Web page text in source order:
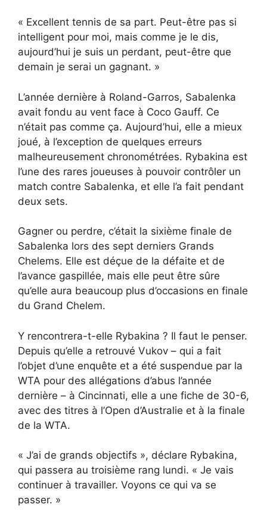
« Excellent tennis de sa part. Peut-être pas si
intelligent pour moi, mais comme je le dis,
aujourd’hui je suis un perdant, peut-être que
demain je serai un gagnant. »
L’année dernière à Roland-Garros, Sabalenka
avait fondu au vent face à Coco Gauff. Ce
n’était pas comme ça. Aujourd’hui, elle a mieux
joué, à l’exception de quelques erreurs
malheureusement chronométrées. Rybakina est
l’une des rares joueuses à pouvoir contrôler un
match contre Sabalenka, et elle l’a fait pendant
deux sets.
Gagner ou perdre, c’était la sixième finale de
Sabalenka lors des sept derniers Grands
Chelems. Elle est déçue de la défaite et de
l’avance gaspillée, mais elle peut être sûre
qu’elle aura beaucoup plus d’occasions en finale
du Grand Chelem.
Y rencontrera-t-elle Rybakina ? Il faut le penser.
Depuis qu’elle a retrouvé Vukov – qui a fait
l’objet d’une enquête et a été suspendue par la
WTA pour des allégations d’abus l’année
dernière – à Cincinnati, elle a une fiche de 30-6,
avec des titres à l’Open d’Australie et à la finale
de la WTA.
« J’ai de grands objectifs », déclare Rybakina,
qui passera au troisième rang lundi. « Je vais
continuer à travailler. Voyons ce qui va se
passer. »